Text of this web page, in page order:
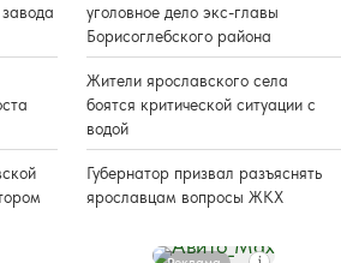
уголовное дело экс-главы
Борисоглебского района
Жители ярославского села
боятся критической ситуации с
водой
Губернатор призвал разъяснять
ярославцам вопросы ЖКХ